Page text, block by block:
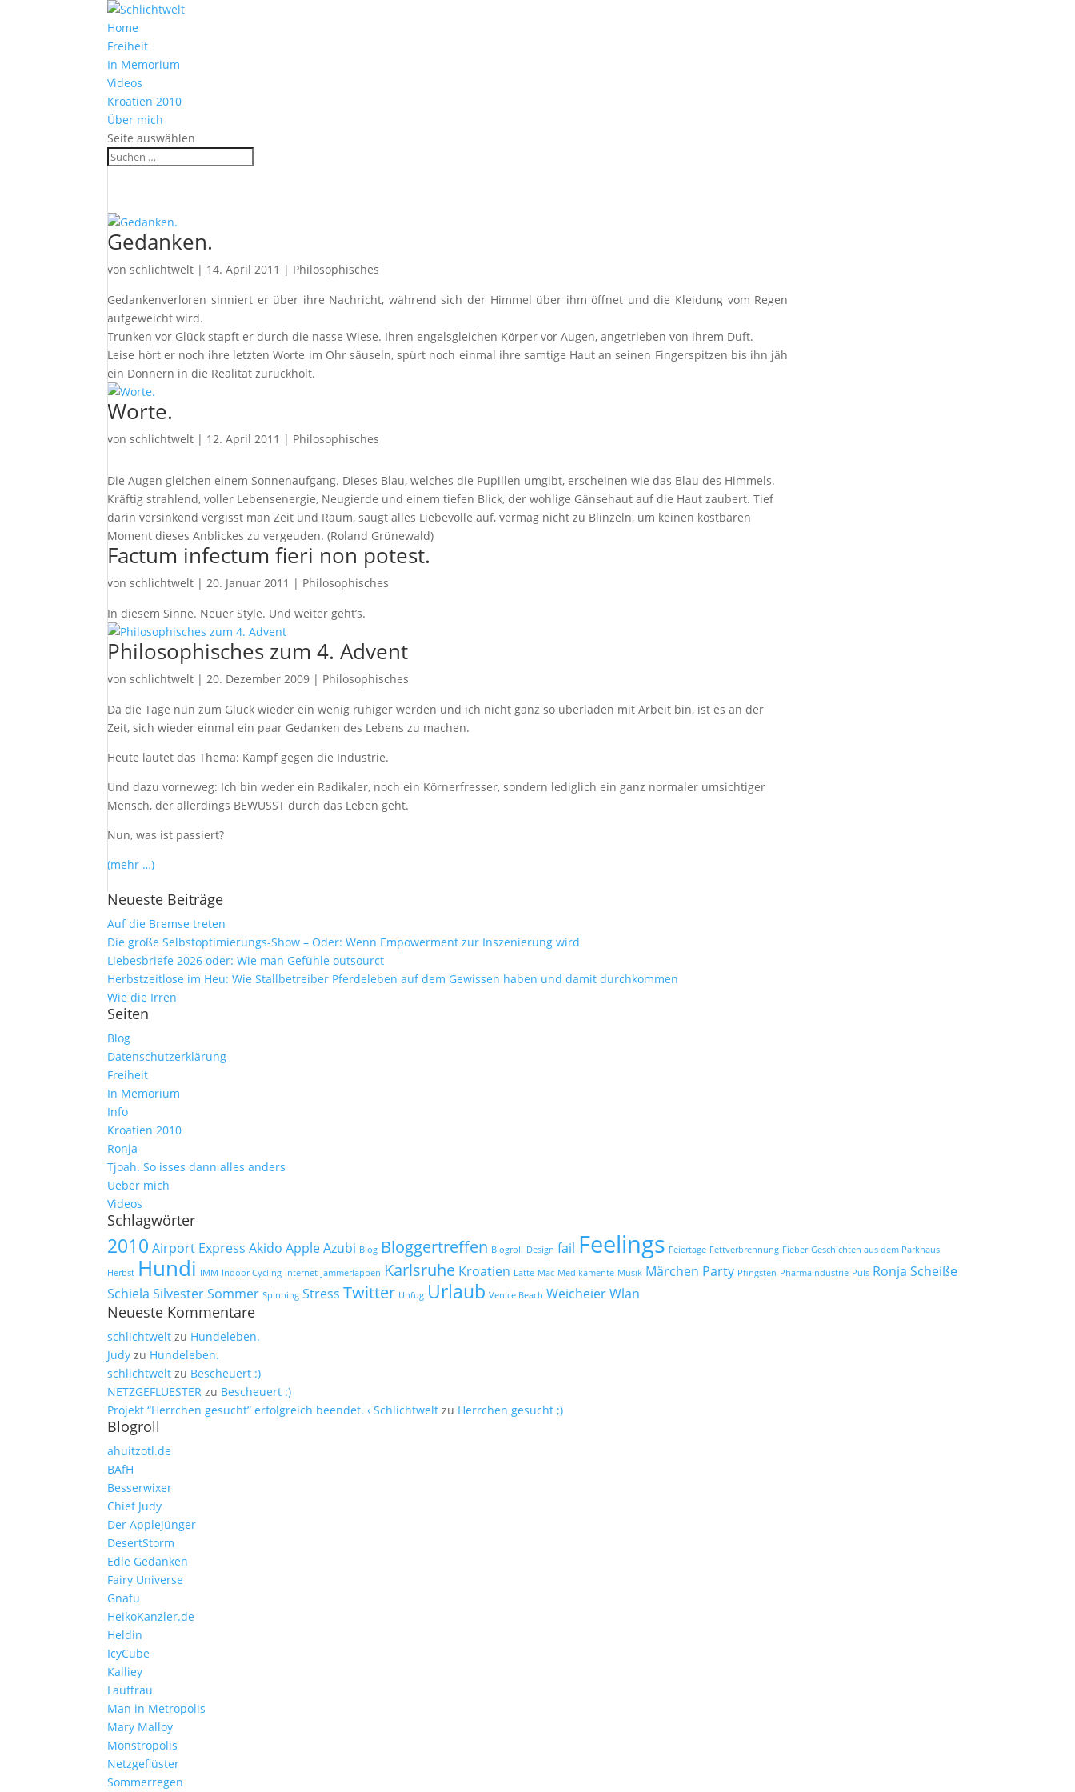
Home
Freiheit
In Memorium
Videos
Kroatien 2010
Über mich
Seite auswählen
Gedanken.
vonschlichtwelt | 14. April 2011 | Philosophisches
Gedankenverloren sinniert er über ihre Nachricht, während sich der Himmel über ihm öffnet und die Kleidung vom Regen
aufgeweicht wird.
Trunken vor Glück stapft er durch die nasse Wiese. Ihren engelsgleichen Körper vor Augen, angetrieben von ihrem Duft.
Leise hört er noch ihre letzten Worte im Ohr säuseln, spürt noch einmal ihre samtige Haut an seinen Fingerspitzen bis ihn jäh
ein Donnern in die Realität zurückholt.
Worte.
vonschlichtwelt | 12. April 2011 | Philosophisches
Die Augen gleichen einem Sonnenaufgang. Dieses Blau, welches die Pupillen umgibt, erscheinen wie das Blau des Himmels.
Kräftig strahlend, voller Lebensenergie, Neugierde und einem tiefen Blick, der wohlige Gänsehaut auf die Haut zaubert. Tief
darin versinkend vergisst man Zeit und Raum, saugt alles Liebevolle auf, vermag nicht zu Blinzeln, um keinen kostbaren
Moment dieses Anblickes zu vergeuden. (Roland Grünewald)
Factum infectum fieri non potest.
vonschlichtwelt |20. Januar 2011 | Philosophisches
In diesem Sinne. Neuer Style. Und weiter geht’s.
Philosophisches zum 4. Advent
vonschlichtwelt |20. Dezember 2009 | Philosophisches
Da die Tage nun zum Glück wieder ein wenig ruhiger werden und ich nicht ganz so überladen mit Arbeit bin, ist es an der
Zeit, sich wieder einmal ein paar Gedanken des Lebens zu machen.
Heute lautet das Thema: Kampf gegen die Industrie.
Und dazu vorneweg: Ich bin weder ein Radikaler, noch ein Körnerfresser, sondern lediglich ein ganz normaler umsichtiger
Mensch, der allerdings BEWUSST durch das Leben geht.
Nun, was ist passiert?
(mehr …)
Neueste Beiträge
Auf die Bremse treten
Die große Selbstoptimierungs-Show – Oder: Wenn Empowerment zur Inszenierung wird
Liebesbriefe 2026 oder: Wie man Gefühle outsourct
Herbstzeitlose im Heu: Wie Stallbetreiber Pferdeleben auf dem Gewissen haben und damit durchkommen
Wie die Irren
Seiten
Blog
Datenschutzerklärung
Freiheit
In Memorium
Info
Kroatien 2010
Ronja
Tjoah. So isses dann alles anders
Ueber mich
Videos
Schlagwörter
2010 Airport Express Akido Apple Azubi Blog Bloggertreffen Blogroll Design fail Feelings Feiertage Fettverbrennung Fieber Geschichten aus dem Parkhaus
Herbst Hundi IMM Indoor Cycling Internet Jammerlappen Karlsruhe Kroatien Latte Mac Medikamente Musik Märchen Party Pfingsten Pharmaindustrie Puls Ronja Scheiße
Schiela Silvester Sommer Spinning Stress Twitter Unfug Urlaub Venice Beach Weicheier Wlan
Neueste Kommentare
schlichtwelt zu Hundeleben.
Judy zu Hundeleben.
schlichtwelt zu Bescheuert :)
NETZGEFLUESTER zu Bescheuert :)
Projekt “Herrchen gesucht” erfolgreich beendet. ‹ Schlichtwelt zu Herrchen gesucht ;)
Blogroll
ahuitzotl.de
BAfH
Besserwixer
Chief Judy
Der Applejünger
DesertStorm
Edle Gedanken
Fairy Universe
Gnafu
HeikoKanzler.de
Heldin
IcyCube
Kalliey
Lauffrau
Man in Metropolis
Mary Malloy
Monstropolis
Netzgeflüster
Sommerregen